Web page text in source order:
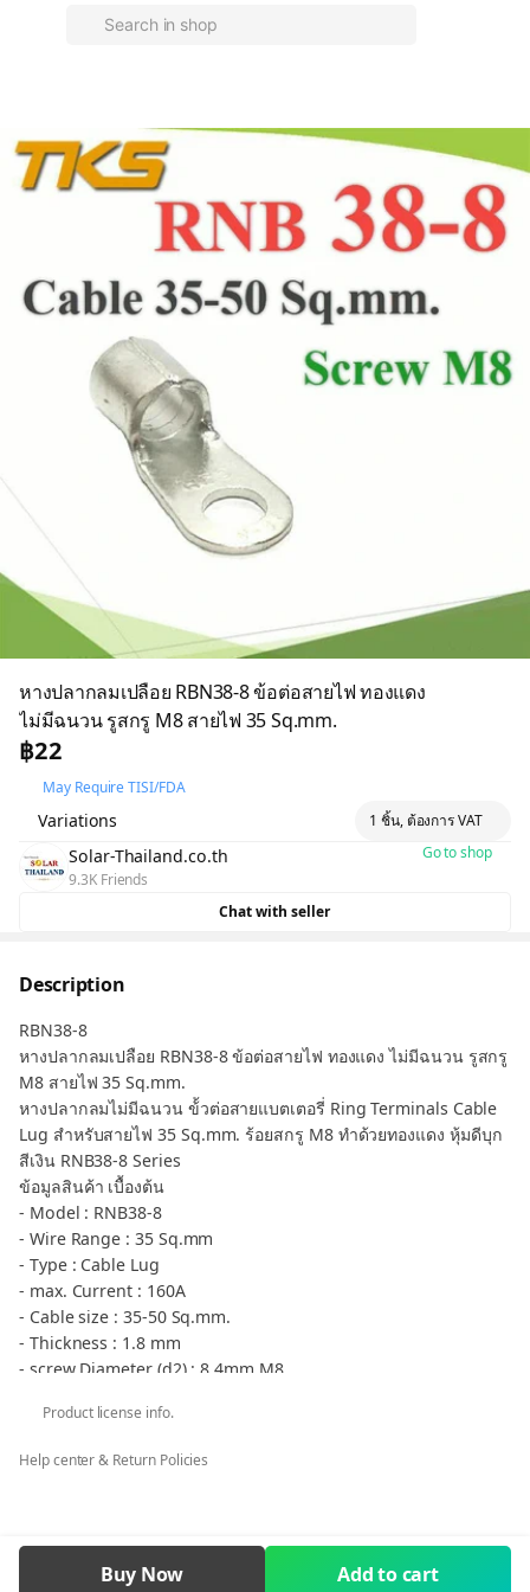
หางปลากลมเปลือย RBN38-8 ข้อต่อสายไฟ ทองแดง
ไม่มีฉนวน รูสกรู M8 สายไฟ 35 Sq.mm.
฿22
May Require TISI/FDA
Variations 1 ชิ้น, ต้องการ VAT
Solar-Thailand.co.th
9.3K Friends
Go to shop
Chat with seller
Description
RBN38-8
หางปลากลมเปลือย RBN38-8 ข้อต่อสายไฟ ทองแดง ไม่มีฉนวน รูสกรู
M8 สายไฟ 35 Sq.mm.
หางปลากลมไม่มีฉนวน ข้้วต่อสายแบตเตอรี่ Ring Terminals Cable
Lug สำหรับสายไฟ 35 Sq.mm. ร้อยสกรู M8 ทำด้วยทองแดง หุ้มดีบุก
สีเงิน RNB38-8 Series
ข้อมูลสินค้า เบื้องต้น
- Model : RNB38-8
- Wire Range : 35 Sq.mm
- Type : Cable Lug
- max. Current : 160A
- Cable size : 35-50 Sq.mm.
- Thickness : 1.8 mm
- screw Diameter (d2) : 8.4mm M8
กลุ่มสินค้า หางปลากลม เปลือย RNB - Non-Insulated Ated Ring
** กรณีต้องการภาษีมูลค่าเพิ่ม ใบเสร็จรับเงิน ในนามบริษัท หจก. ร้าน
Sq.mm. Screw M8
RNB38-8 tuber terminal, Terminals, Cable Lug, Non-Insulated.
Product license info.
Help center & Return Policies
Buy Now Add to cart